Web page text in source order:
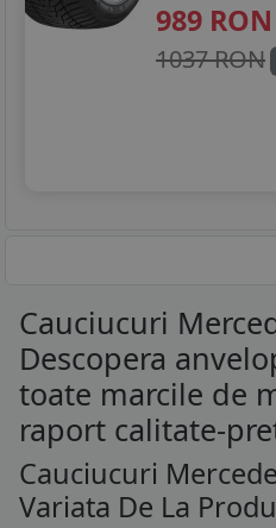
989 RON
1037 RON
Cauciucuri
Descopera
toate marcile de
raport calitate-
Cauciucuri
Variata De La